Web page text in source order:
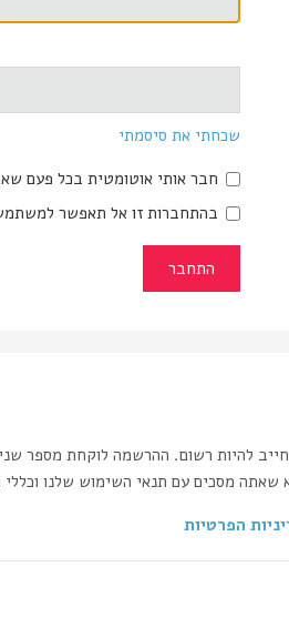
שכחתי את סיסמתי
חבר אותי אוטומטית בכל פעם
בהתחברות זו אל תאפשר
להיות רשום. ההרשמה לוקחת מספר
מסכים עם תנאי השימוש שלנו
הפרטיות